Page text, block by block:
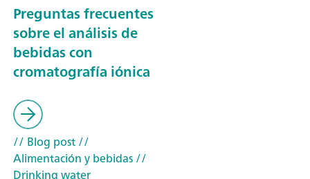
Preguntas frecuentes
sobre el análisis de
bebidas con
cromatografía iónica
// Blog post//
Alimentación y bebidas//
Drinking water